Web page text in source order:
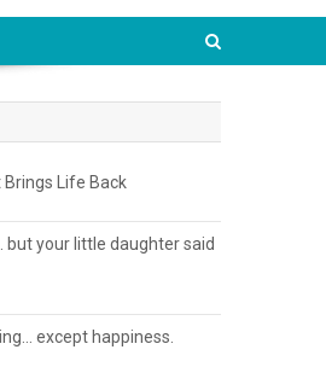
Life Back
but your little daughter said
except happiness.